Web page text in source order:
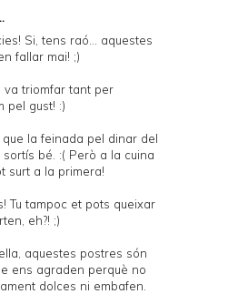
Si, tens raó... aquestes
fallar mai! ;)
va triomfar tant per
pel gust! :)
que la feinada pel dinar del
bé. :( Però a la cuina
surt a la primera!
Tu tampoc et pots queixar
eh?! ;)
aquestes postres són
ens agraden perquè no
dolces ni embafen.